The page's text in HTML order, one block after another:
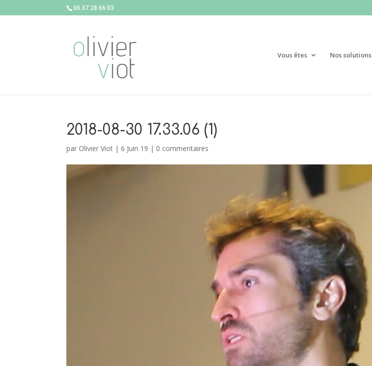
06 37 28 66 03
Vous êtes Nos solutions
2018-08-30 17.33.06 (1)
par Olivier Viot |6 Juin 19 | 0 commentaires